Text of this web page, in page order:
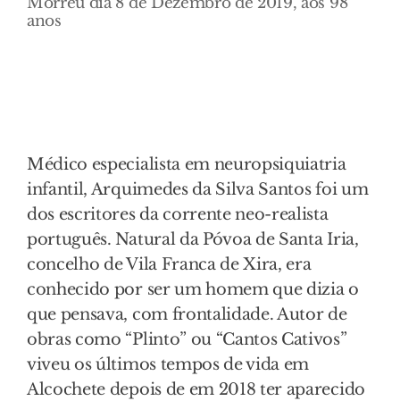
anos
Médico especialista em neuropsiquiatria
infantil, Arquimedes da Silva Santos foi um
dos escritores da corrente neo-realista
português. Natural da Póvoa de Santa Iria,
concelho de Vila Franca de Xira, era
conhecido por ser um homem que dizia o
que pensava, com frontalidade. Autor de
obras como “Plinto” ou “Cantos Cativos”
viveu os últimos tempos de vida em
Alcochete depois de em 2018 ter aparecido